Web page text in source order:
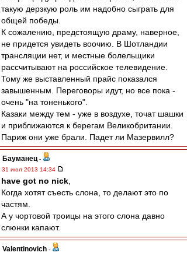
такую дерзкую роль им надобно сыграть для
общей победы.
К сожалению, предстоящую драму, наверное,
не придется увидеть воочию. В Шотландии
трансляции нет, и местные болельщики
рассчитывают на российское телевидение.
Тому же выставленный прайс показался
завышенным. Переговоры идут, но все пока -
очень "на тоненького".
Казаки между тем - уже в воздухе, точат шашки
и приближаются к берегам Великобритании.
Париж они уже брали. Падет ли Мазервилл?
Бауманец -
31 июл 2013 14:34
have got no nick
Когда хотят съесть слона, то делают это по
частям.
А у чортовой троицы на этого слона давно
слюнки капают.
Valentinovich -